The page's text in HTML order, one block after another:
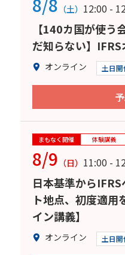
（土） 12:00 -
【140カ国が使う
だ知らない】
オンライン 土日開
まもなく開催 体験講義
8/9 （日） 11:00 -
日本基準から
ト地点、初度適用
イン講義】
オンライン 土日開